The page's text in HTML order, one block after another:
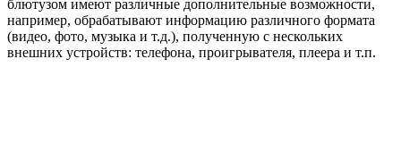
блютузом имеют различные дополнительные возможности,
например, обрабатывают информацию различного формата
(видео, фото, музыка и т.д.), полученную с нескольких
внешних устройств: телефона, проигрывателя, плеера и т.п.